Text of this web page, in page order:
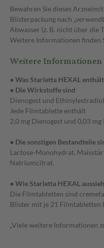
Bewahren Sie dieses
Blisterpackung nach
Abwasser (z. B. nicht über die
Weitere Informationen finden
Weitere Informationen
• Was Starletta HEXAL enthält
• Die Wirkstoffe sind
Dienogest und
Jede Filmtablette enthält
2,0 mg Dienogest und 0,03
• Die sonstigen Bestandteile
Lactose-Monohydrat,
Natriumcitrat.
• Wie Starletta HEXAL
Die Filmtabletten sind
Blister mit je 21 Filmtabletten
„Viele weitere Informationen